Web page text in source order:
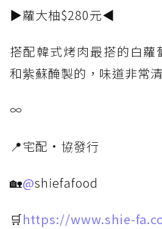
▶蘿大柚$280元◀
搭配韓式烤肉最搭的白蘿
和紫蘇醃製的，味道非常
∞
📍宅配·協發行
🏡@shiefafood
🛒https://www.shie-